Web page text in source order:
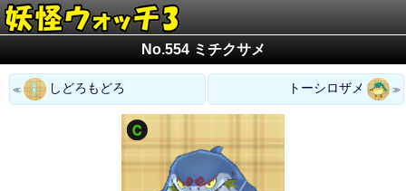
No.554 ミチクサメ
しどろもどろ トーシロザメ